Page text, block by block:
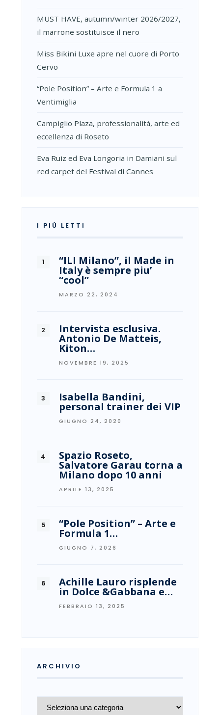
MUST HAVE, autumn/winter 2026/2027,
il marrone sostituisce il nero
Miss Bikini Luxe apre nel cuore di Porto
Cervo
“Pole Position” – Arte e Formula 1 a
Ventimiglia
Campiglio Plaza, professionalità, arte ed
eccellenza di Roseto
Eva Ruiz ed Eva Longoria in Damiani sul
red carpet del Festival di Cannes
I PIÙ LETTI
“ILI Milano”, il Made in
Italy è sempre piu’
“cool”
MARZO 22, 2024
Intervista esclusiva.
Antonio De Matteis,
Kiton…
NOVEMBRE 19, 2025
Isabella Bandini,
personal trainer dei VIP
GIUGNO 24, 2020
Spazio Roseto,
Salvatore Garau torna a
Milano dopo 10 anni
APRILE 13, 2025
“Pole Position” – Arte e
Formula 1…
GIUGNO 7, 2026
Achille Lauro risplende
in Dolce &Gabbana e…
FEBBRAIO 13, 2025
ARCHIVIO
Archivio